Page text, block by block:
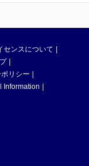
センスについて
リシー
Information